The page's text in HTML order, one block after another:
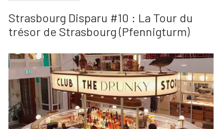
Strasbourg Disparu #10 : La Tour du
trésor de Strasbourg (Pfennigturm)